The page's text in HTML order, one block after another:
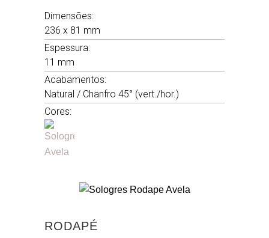
Dimensões:
236 x 81 mm
Espessura:
11 mm
Acabamentos:
Natural / Chanfro 45° (vert./hor.)
Cores:
RODAPÉ